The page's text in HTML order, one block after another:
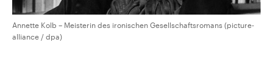
Annette Kolb – Meisterin des ironischen Gesellschaftsromans (picture-
alliance / dpa)